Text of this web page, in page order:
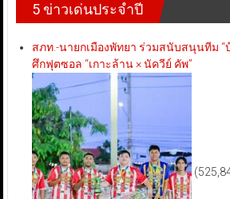
5 ข่าวเด่นประจำปี
สภท.-นายกเมืองพัทยา ร่วมสนับสนุนทีม “
ศึกฟุตซอล “เกาะล้าน × นัควีย์ คัพ”